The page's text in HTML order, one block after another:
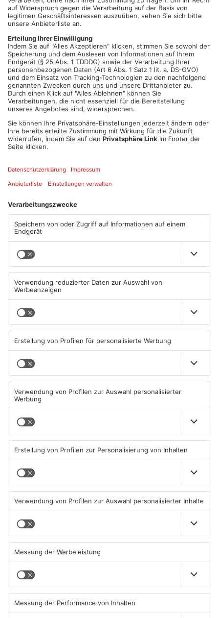
die teilnehmen, müssen geimpft, genesen oder getestet sein.
Artikel teilen
ANZEIGE
Mehr aus
Müll wird in Kreisen
Aschaffenburg und
Miltenberg früher abgeholt
07.08.2026, 09:25 UHR IN
PRIMAVERALAND
Schwimmbäder im
Primaveraland weisen teils
erhebliche Mängel auf
06.08.2026, 06:37 UHR IN
Primaveraland bleibt
weiterhin sehr hoch
PRIMAVERALAND
Brände in Seligenstadt,
Waldaschaff und zwischen
Hanau und Kahl
Gewässer im Primaveraland
leiden unter Trockenheit
Kliniken im Primaveraland
melden mehr Patienten
durch Hitze